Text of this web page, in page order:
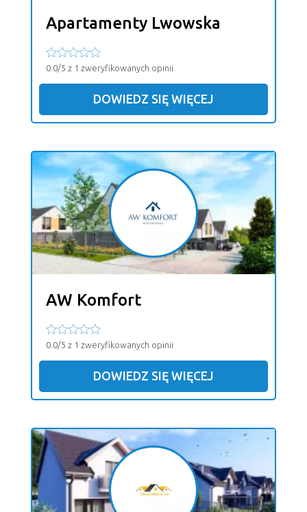
Apartamenty Lwowska
0.0/5 z 1 zweryfikowanych opinii
DOWIEDZ SIĘ WIĘCEJ
AW Komfort
0.0/5 z 1 zweryfikowanych opinii
DOWIEDZ SIĘ WIĘCEJ